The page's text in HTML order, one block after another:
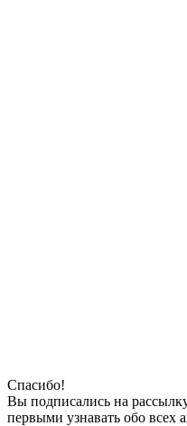
Спасибо!
Вы подписались на
первыми узнавать обо всех